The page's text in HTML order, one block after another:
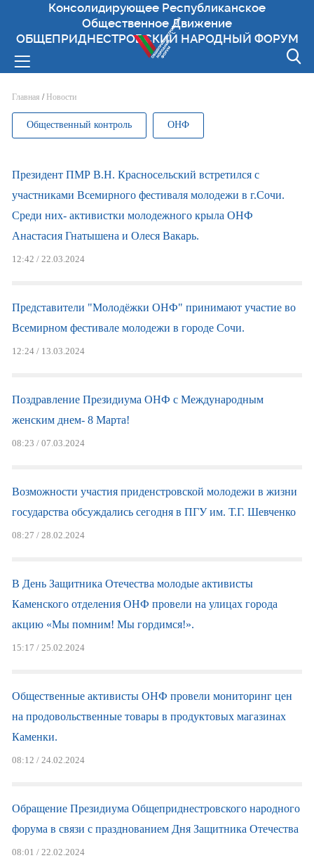
Консолидирующее Республиканское
Общественное Движение
ОБЩЕПРИДНЕСТРОВСКИЙ НАРОДНЫЙ ФОРУМ
Вы здесь
Главная / Новости
Общественный контроль ОНФ
Президент ПМР В.Н. Красносельский встретился с
участниками Всемирного фестиваля молодежи в г.Сочи.
Среди них- активистки молодежного крыла ОНФ
Анастасия Гнатышена и Олеся Вакарь.
12:42 / 22.03.2024
Представители "Молодёжки ОНФ" принимают участие во
Всемирном фестивале молодежи в городе Сочи.
12:24 / 13.03.2024
Поздравление Президиума ОНФ с Международным
женским днем- 8 Марта!
08:23 / 07.03.2024
Возможности участия приденстровской молодежи в жизни
государства обсуждались сегодня в ПГУ им. Т.Г. Шевченко
08:27 / 28.02.2024
В День Защитника Отечества молодые активисты
Каменского отделения ОНФ провели на улицах города
акцию «Мы помним! Мы гордимся!».
15:17 / 25.02.2024
Общественные активисты ОНФ провели мониторинг цен
на продовольственные товары в продуктовых магазинах
Каменки.
08:12 / 24.02.2024
Обращение Президиума Общеприднестровского народного
форума в связи с празднованием Дня Защитника Отечества
08:01 / 22.02.2024